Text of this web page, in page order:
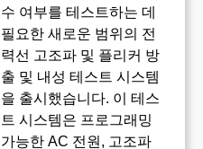
수 여부를 테스트하는 데
필요한 새로운 범위의 전
력선 고조파 및 플리커 방
출 및 내성 테스트 시스템
을 출시했습니다. 이 테스
트 시스템은 프로그래밍
가능한 AC 전원, 고조파